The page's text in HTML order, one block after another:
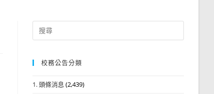
Search
for:
校務公告分類
1. 頭條消息 (2,439)